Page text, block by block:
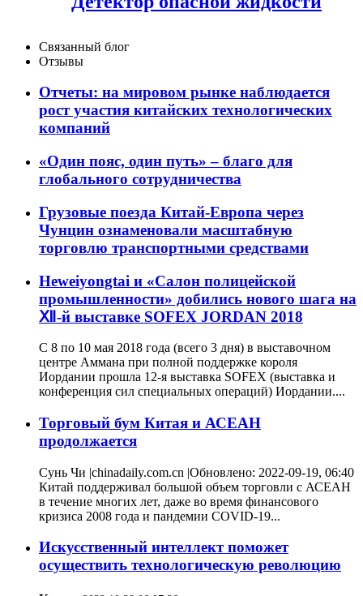
Связанный блог
Отзывы
Отчеты: на мировом рынке наблюдается
рост участия китайских технологических
компаний
«Один пояс, один путь» – благо для
глобального сотрудничества
Грузовые поезда Китай-Европа через
Чунцин ознаменовали масштабную
торговлю транспортными средствами
Heweiyongtai и «Салон полицейской
промышленности» добились нового шага на
Ⅻ-й выставке SOFEX JORDAN 2018
С 8 по 10 мая 2018 года (всего 3 дня) в выставочном
центре Аммана при полной поддержке короля
Иордании прошла 12-я выставка SOFEX (выставка и
конференция сил специальных операций) Иордании....
Торговый бум Китая и АСЕАН
продолжается
Сунь Чи |chinadaily.com.cn |Обновлено: 2022-09-19, 06:40
Китай поддерживал большой объем торговли с АСЕАН
в течение многих лет, даже во время финансового
кризиса 2008 года и пандемии COVID-19...
Искусственный интеллект поможет
осуществить технологическую революцию